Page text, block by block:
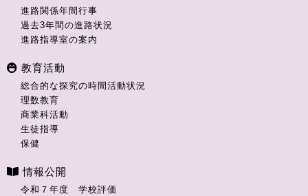
進路関係年間行事
過去3年間の進路状況
進路指導室の案内
教育活動
総合的な探究の時間活動状況
理数教育
商業科活動
生徒指導
保健
情報公開
令和７年度 学校評価